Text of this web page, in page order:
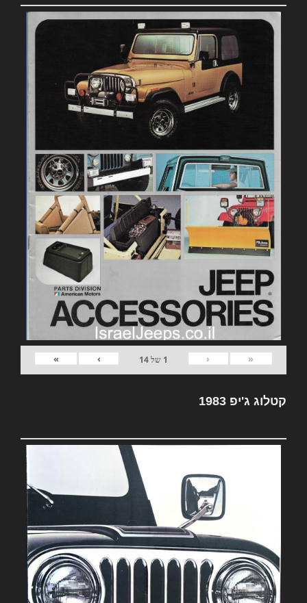
«
‹
1 של14
›
»
קטלוג ג'יפ 1983